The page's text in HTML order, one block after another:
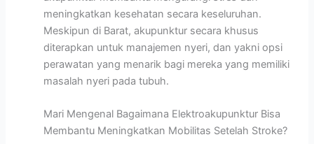
meningkatkan kesehatan secara keseluruhan.
Meskipun di Barat, akupunktur secara khusus
diterapkan untuk manajemen nyeri, dan yakni opsi
perawatan yang menarik bagi mereka yang memiliki
masalah nyeri pada tubuh.
Mari Mengenal Bagaimana Elektroakupunktur Bisa
Membantu Meningkatkan Mobilitas Setelah Stroke?